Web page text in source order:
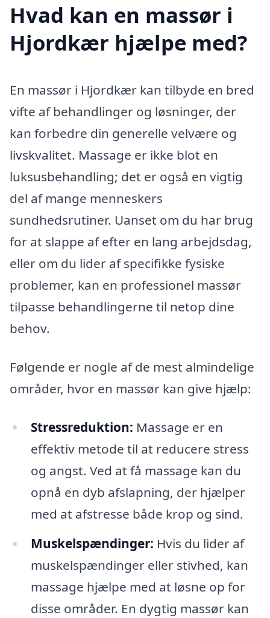
Hvad kan en massør i
Hjordkær hjælpe med?
En massør i Hjordkær kan tilbyde en bred
vifte af behandlinger og løsninger, der
kan forbedre din generelle velvære og
livskvalitet. Massage er ikke blot en
luksusbehandling; det er også en vigtig
del af mange menneskers
sundhedsrutiner. Uanset om du har brug
for at slappe af efter en lang arbejdsdag,
eller om du lider af specifikke fysiske
problemer, kan en professionel massør
tilpasse behandlingerne til netop dine
behov.
Følgende er nogle af de mest almindelige
områder, hvor en massør kan give hjælp:
Stressreduktion: Massage er en
effektiv metode til at reducere stress
og angst. Ved at få massage kan du
opnå en dyb afslapning, der hjælper
med at afstresse både krop og sind.
Muskelspændinger: Hvis du lider af
muskelspændinger eller stivhed, kan
massage hjælpe med at løsne op for
disse områder. En dygtig massør kan